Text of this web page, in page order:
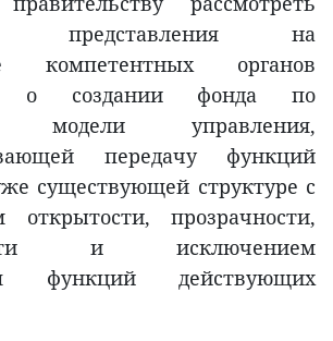
представления на
компетентных органов
о создании фонда по
модели управления,
передачу функций
существующей структуре с
открытости, прозрачности,
и исключением
функций действующих